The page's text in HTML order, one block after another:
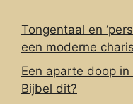
Tongentaal en
een moderne
Een aparte doop
Bijbel dit?